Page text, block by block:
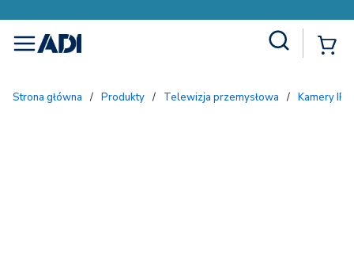
menu
Strona główna / Produkty / Telewizja przemysłowa / Kamery IP